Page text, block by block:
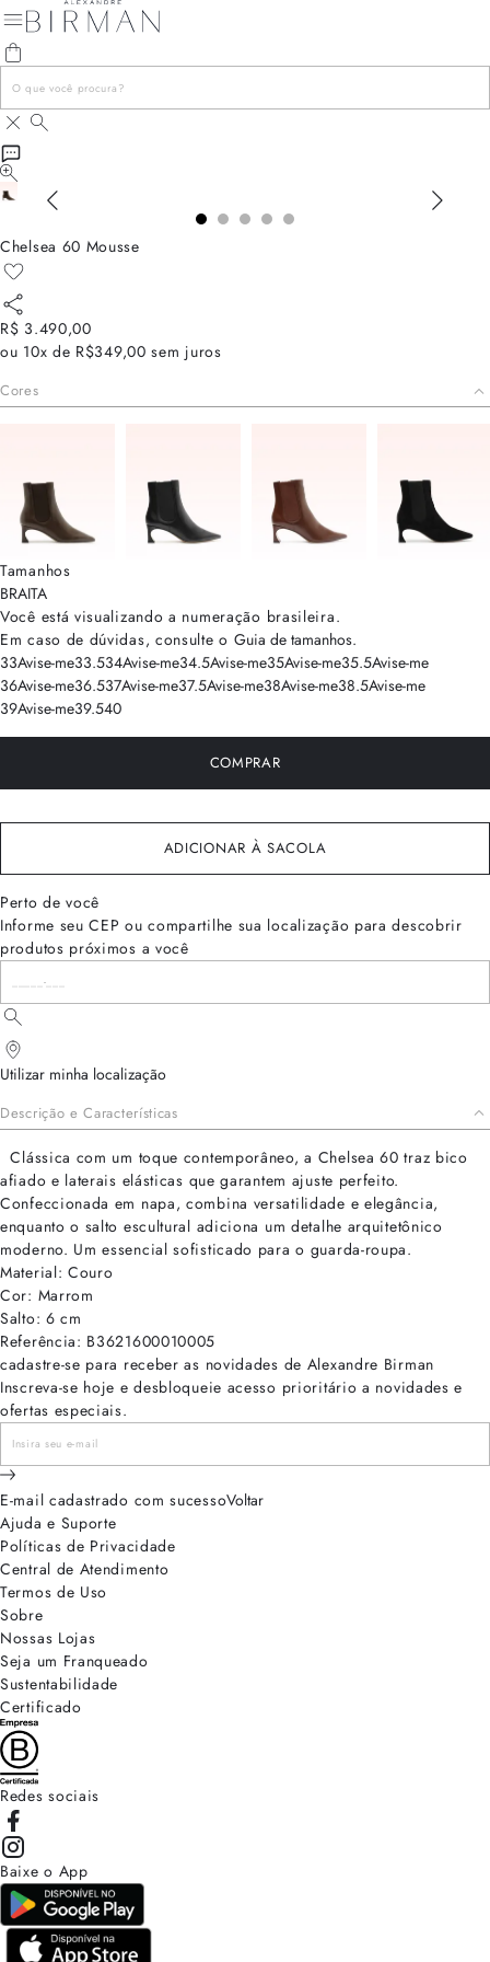
Chelsea 60 Mousse
R$ 3.490,00
ou 10x de R$349,00 sem juros
Cores
Tamanhos
BRAITA
Você está visualizando a numeração brasileira.
Em caso de dúvidas, consulte o Guia de tamanhos.
33Avise-me33.534Avise-me34.5Avise-me35Avise-me35.5Avise-me
36Avise-me36.537Avise-me37.5Avise-me38Avise-me38.5Avise-me
39Avise-me39.540
COMPRAR
ADICIONAR À SACOLA
Perto de você
Informe seu CEP ou compartilhe sua localização para descobrir
produtos próximos a você
Utilizar minha localização
Descrição e Características
Clássica com um toque contemporâneo, a Chelsea 60 traz bico
afiado e laterais elásticas que garantem ajuste perfeito.
Confeccionada em napa, combina versatilidade e elegância,
enquanto o salto escultural adiciona um detalhe arquitetônico
moderno. Um essencial sofisticado para o guarda-roupa.
Material: Couro
Cor: Marrom
Salto: 6 cm
Referência: B3621600010005
cadastre-se para receber as novidades de Alexandre Birman
Inscreva-se hoje e desbloqueie acesso prioritário a novidades e
ofertas especiais.
E-mail cadastrado com sucessoVoltar
Ajuda e Suporte
Políticas de Privacidade
Central de Atendimento
Termos de Uso
Sobre
Nossas Lojas
Seja um Franqueado
Sustentabilidade
Certificado
Redes sociais
Baixe o App